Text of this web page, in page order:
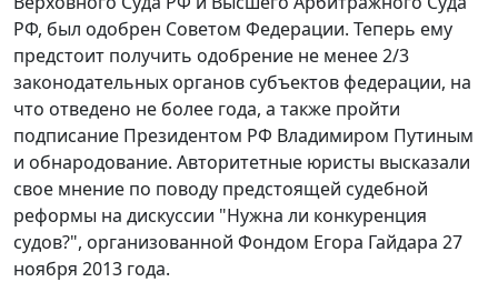
РФ, был одобрен Советом Федерации. Теперь ему
предстоит получить одобрение не менее 2/3
законодательных органов субъектов федерации, на
что отведено не более года, а также пройти
подписание Президентом РФ Владимиром Путиным
и обнародование. Авторитетные юристы высказали
свое мнение по поводу предстоящей судебной
реформы на дискуссии "Нужна ли конкуренция
судов?", организованной Фондом Егора Гайдара 27
ноября 2013 года.